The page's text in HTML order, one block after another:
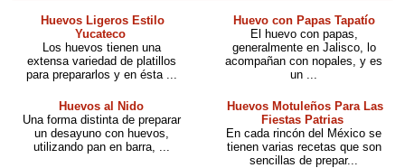
Huevos Ligeros Estilo
Yucateco
Los huevos tienen una
extensa variedad de platillos
para prepararlos y en ésta ...
Huevo con Papas Tapatío
El huevo con papas,
generalmente en Jalisco, lo
acompañan con nopales, y es
un ...
Huevos al Nido
Una forma distinta de preparar
un desayuno con huevos,
utilizando pan en barra, ...
Huevos Motuleños Para Las
Fiestas Patrias
En cada rincón del México se
tienen varias recetas que son
sencillas de prepar...